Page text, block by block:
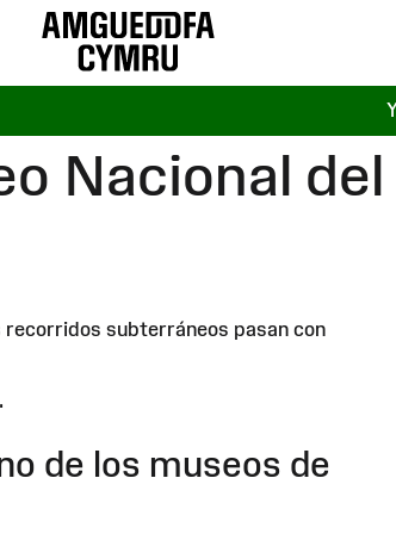
Nacional
recorridos subterráneos pasan con
de los museos de